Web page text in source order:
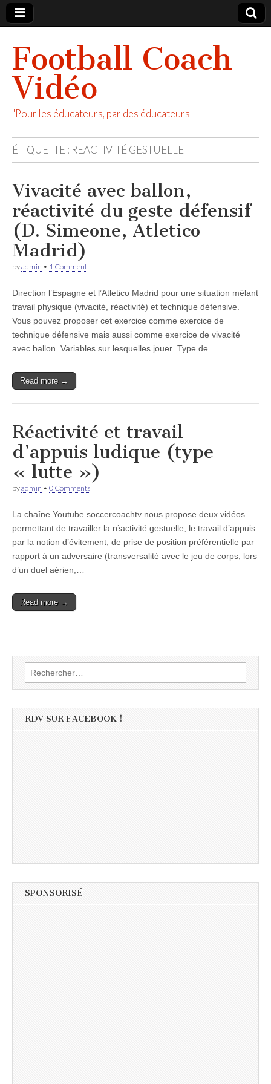
Football Coach
Vidéo
"Pour les éducateurs, par des éducateurs"
ÉTIQUETTE : REACTIVITÉ GESTUELLE
Vivacité avec ballon,
réactivité du geste défensif
(D. Simeone, Atletico
Madrid)
byadmin • 1 Comment
Direction l’Espagne et l’Atletico Madrid pour une situation mêlant
travail physique (vivacité, réactivité) et technique défensive.
Vous pouvez proposer cet exercice comme exercice de
technique défensive mais aussi comme exercice de vivacité
avec ballon. Variables sur lesquelles jouer Type de…
Read more →
Réactivité et travail
d’appuis ludique (type
« lutte »)
byadmin • 0 Comments
La chaîne Youtube soccercoachtv nous propose deux vidéos
permettant de travailler la réactivité gestuelle, le travail d’appuis
par la notion d’évitement, de prise de position préférentielle par
rapport à un adversaire (transversalité avec le jeu de corps, lors
d’un duel aérien,…
Read more →
Rechercher :
RDV SUR FACEBOOK !
SPONSORISÉ